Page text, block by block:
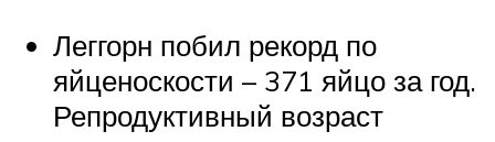
Леггорн побил рекорд по
яйценоскости – 371 яйцо за год.
Репродуктивный возраст